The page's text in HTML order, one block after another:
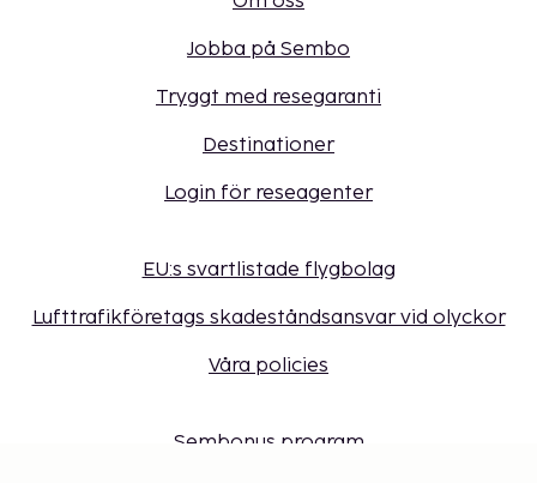
Jobba på Sembo
Tryggt med resegaranti
Destinationer
Login för reseagenter
EU:s svartlistade flygbolag
Lufttrafikföretags skadeståndsansvar vid olyckor
Våra policies
Sembonus program